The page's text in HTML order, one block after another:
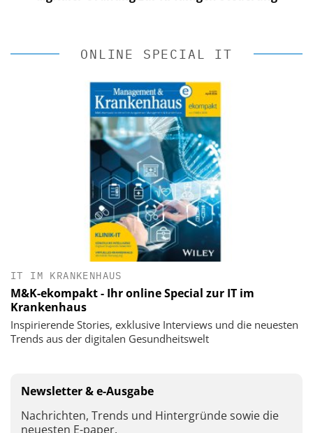
ONLINE SPECIAL IT
IT IM KRANKENHAUS
M&K-ekompakt - Ihr online Special zur IT im
Krankenhaus
Inspirierende Stories, exklusive Interviews und die neuesten
Trends aus der digitalen Gesundheitswelt
Newsletter & e-Ausgabe
Nachrichten, Trends und Hintergründe sowie die
neuesten E-paper.